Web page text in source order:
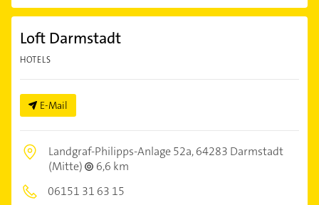
Loft Darmstadt
HOTELS
E-Mail
Landgraf-Philipps-Anlage 52a,64283 Darmstadt
(Mitte)
6,6 km
06151 31 63 15